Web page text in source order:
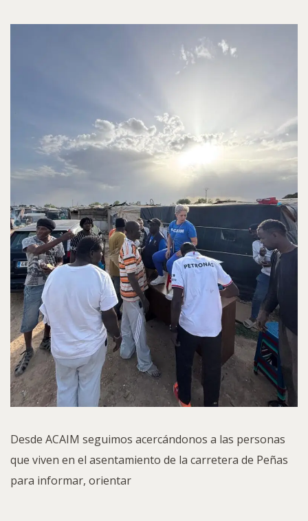
Desde ACAIM seguimos acercándonos a las personas
que viven en el asentamiento de la carretera de Peñas
para informar, orientar